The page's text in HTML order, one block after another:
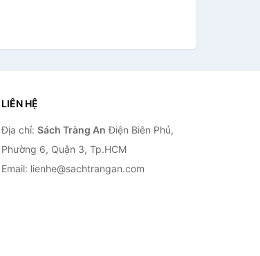
LIÊN HỆ
Địa chỉ: Sách Tràng An Điện Biên Phủ,
Phường 6, Quận 3, Tp.HCM
Email: lienhe@sachtrangan.com